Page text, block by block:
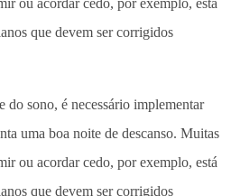
do sono, é necessário implementar
uma boa noite de descanso. Muitas
ou acordar cedo, por exemplo, está
que devem ser corrigidos